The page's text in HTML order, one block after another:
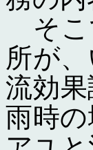
そこ
所が
流効
雨時